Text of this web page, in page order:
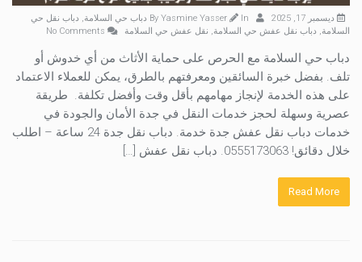
ديسمبر 17, 2025 Yasmine Yasser In دباب حي السلامة, دباب نقل حي
السلامة, دباب نقل عفش حي السلامة, نقل عفش حي السلامة
دباب حي السلامة مع الحرص على حماية الأثاث من أي خدوش أو
تلف. بفضل خبرة السائقين ومعرفتهم بالطرق، يمكن للعملاء الاعتماد
على هذه الخدمة لإنجاز مهامهم بأقل وقت وأفضل تكلفة. طريقة
عصرية وسهلة لحجز خدمات النقل في جدة الأمان والجودة في
خدمات دباب نقل عفش جدة خدمة. دباب نقل جدة 24 ساعة – اطلب
خلال دقائق! 0555173063. دباب نقل عفش […]
Read More